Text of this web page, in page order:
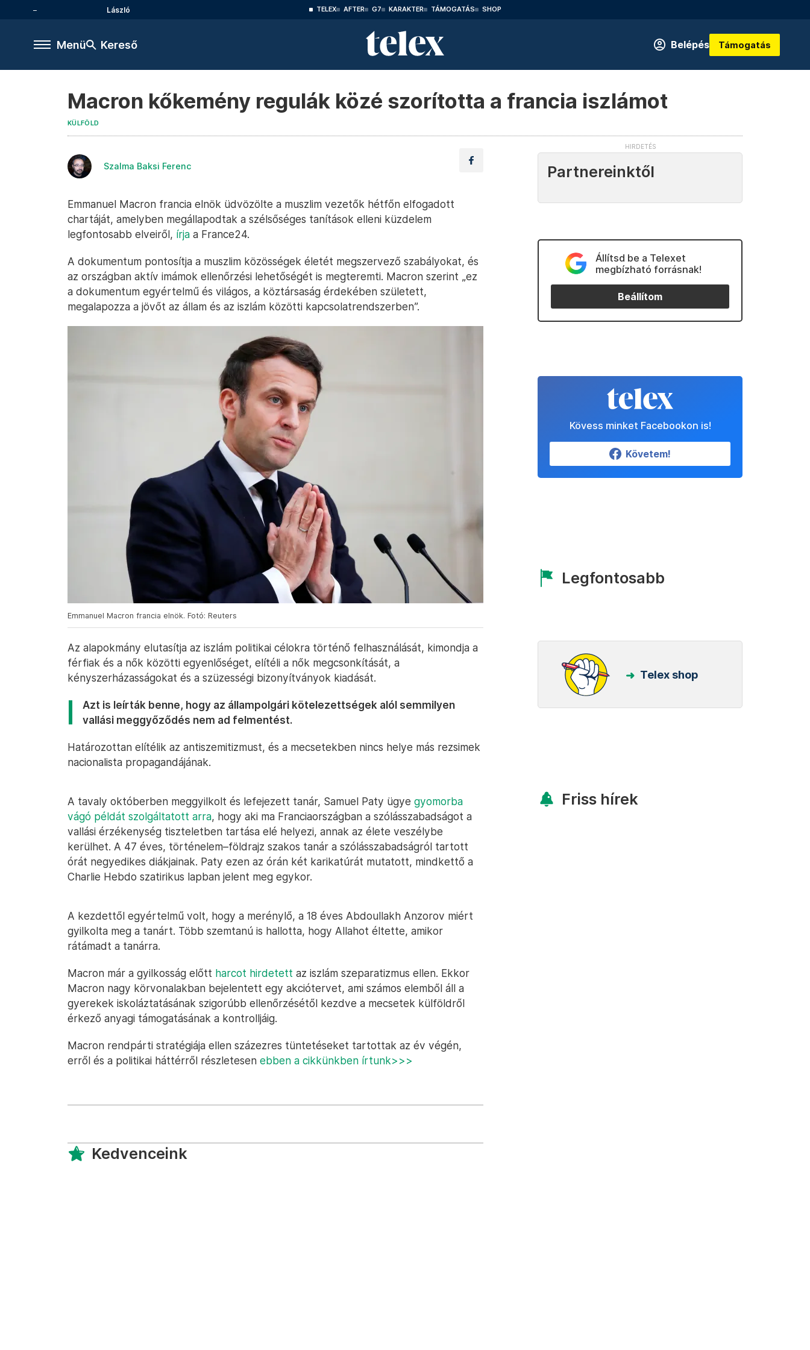
László TELEX AFTER G7 KARAKTER TÁMOGATÁS SHOP
Menü Kereső Belépés Támogatás
Macron kőkemény regulák közé szorította a francia iszlámot
KÜLFÖLD
Szalma Baksi Ferenc
Emmanuel Macron francia elnök üdvözölte a muszlim vezetők hétfőn elfogadott
chartáját, amelyben megállapodtak a szélsőséges tanítások elleni küzdelem
legfontosabb elveiről, írja a France24.
A dokumentum pontosítja a muszlim közösségek életét megszervező szabályokat, és
az országban aktív imámok ellenőrzési lehetőségét is megteremti. Macron szerint „ez
a dokumentum egyértelmű és világos, a köztársaság érdekében született,
megalapozza a jövőt az állam és az iszlám közötti kapcsolatrendszerben”.
Emmanuel Macron francia elnök. Fotó: Reuters
Az alapokmány elutasítja az iszlám politikai célokra történő felhasználását, kimondja a
férfiak és a nők közötti egyenlőséget, elítéli a nők megcsonkítását, a
kényszerházasságokat és a szüzességi bizonyítványok kiadását.
Azt is leírták benne, hogy az állampolgári kötelezettségek alól semmilyen
vallási meggyőződés nem ad felmentést.
Határozottan elítélik az antiszemitizmust, és a mecsetekben nincs helye más rezsimek
nacionalista propagandájának.
A tavaly októberben meggyilkolt és lefejezett tanár, Samuel Paty ügye gyomorba
vágó példát szolgáltatott arra, hogy aki ma Franciaországban a szólásszabadságot a
vallási érzékenység tiszteletben tartása elé helyezi, annak az élete veszélybe
kerülhet. A 47 éves, történelem–földrajz szakos tanár a szólásszabadságról tartott
órát negyedikes diákjainak. Paty ezen az órán két karikatúrát mutatott, mindkettő a
Charlie Hebdo szatirikus lapban jelent meg egykor.
A kezdettől egyértelmű volt, hogy a merénylő, a 18 éves Abdoullakh Anzorov miért
gyilkolta meg a tanárt. Több szemtanú is hallotta, hogy Allahot éltette, amikor
rátámadt a tanárra.
Macron már a gyilkosság előtt harcot hirdetett az iszlám szeparatizmus ellen. Ekkor
Macron nagy körvonalakban bejelentett egy akciótervet, ami számos elemből áll a
gyerekek iskoláztatásának szigorúbb ellenőrzésétől kezdve a mecsetek külföldről
érkező anyagi támogatásának a kontrolljáig.
Macron rendpárti stratégiája ellen százezres tüntetéseket tartottak az év végén,
erről és a politikai háttérről részletesen ebben a cikkünkben írtunk>>>
Kedvenceink
Partnereinktől
Állítsd be a Telexet
megbízható forrásnak!
Beállítom
Kövess minket Facebookon is!
Követem!
Legfontosabb
Telex shop
Friss hírek